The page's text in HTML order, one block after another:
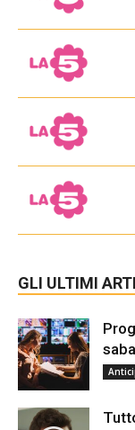
GLI ULTIMI